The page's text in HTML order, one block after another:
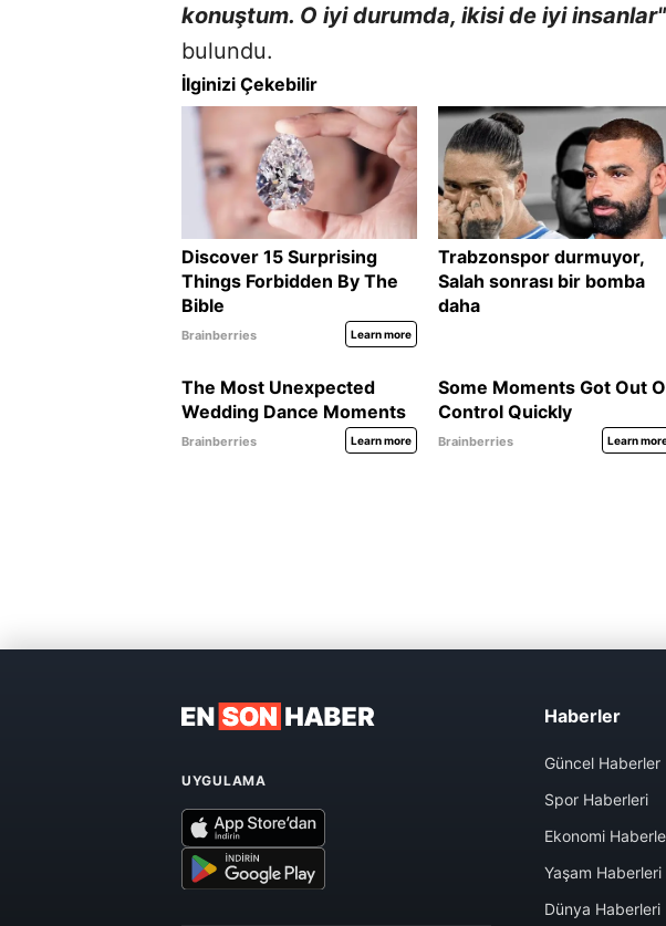
konuştum. O iyi durumda, ikisi de iyi insanlar"
bulundu.
UYGULAMA
Haberler
Güncel Haberler
Spor Haberleri
Ekonomi
Yaşam Haberleri
Dünya Haberleri